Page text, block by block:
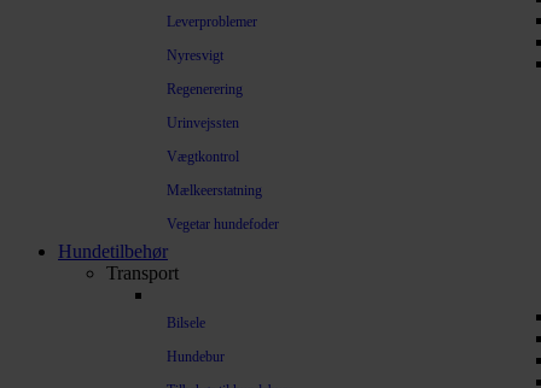
Leverproblemer
Nyresvigt
Regenerering
Urinvejssten
Vægtkontrol
Mælkeerstatning
Vegetar hundefoder
Hundetilbehør
Transport
Bilsele
Hundebur